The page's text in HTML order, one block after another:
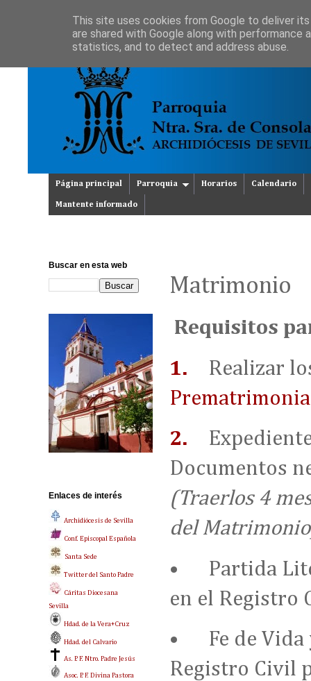
Página principal Parroquia Horarios Calendario
Mantente informado
Matrimonio
Requisitos
1.
Realizar
2.
Documentos
(Traerlos 4
del
•
Partida
en el Registro
•
Fe de
Registro Civil
Buscar en esta web
Enlaces de interés
Archidiócesis de Sevilla
Conf. Episcopal Española
Santa Sede
Twitter del Santo Padre
Cáritas Diocesana
Sevilla
Hdad. de la Vera+Cruz
Hdad. del Calvario
As. P. F. Ntro. Padre Jesús
Asoc. P. F. Divina Pastora
This site uses cookies from Google to deliver
are shared with Google along with
statistics, and to detect and address abuse.